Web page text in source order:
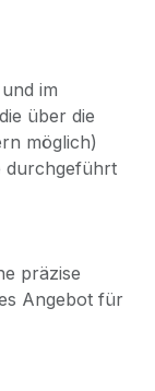
im
über die
möglich)
durchgeführt
präzise
Angebot für